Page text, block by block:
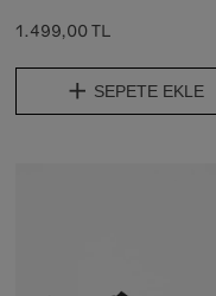
1.499,00 TL
SEPETE EKLE